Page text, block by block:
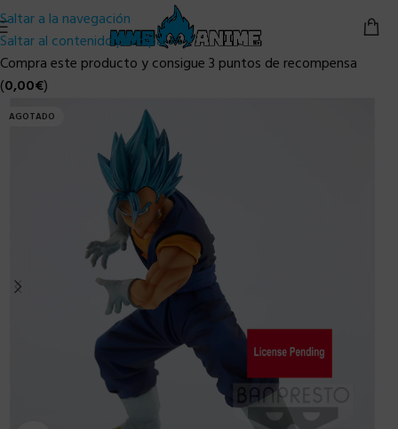
Saltar a la navegación
Saltar al contenido principal
Compra este producto y consigue 3 puntos de recompensa
(0,00€)
AGOTADO